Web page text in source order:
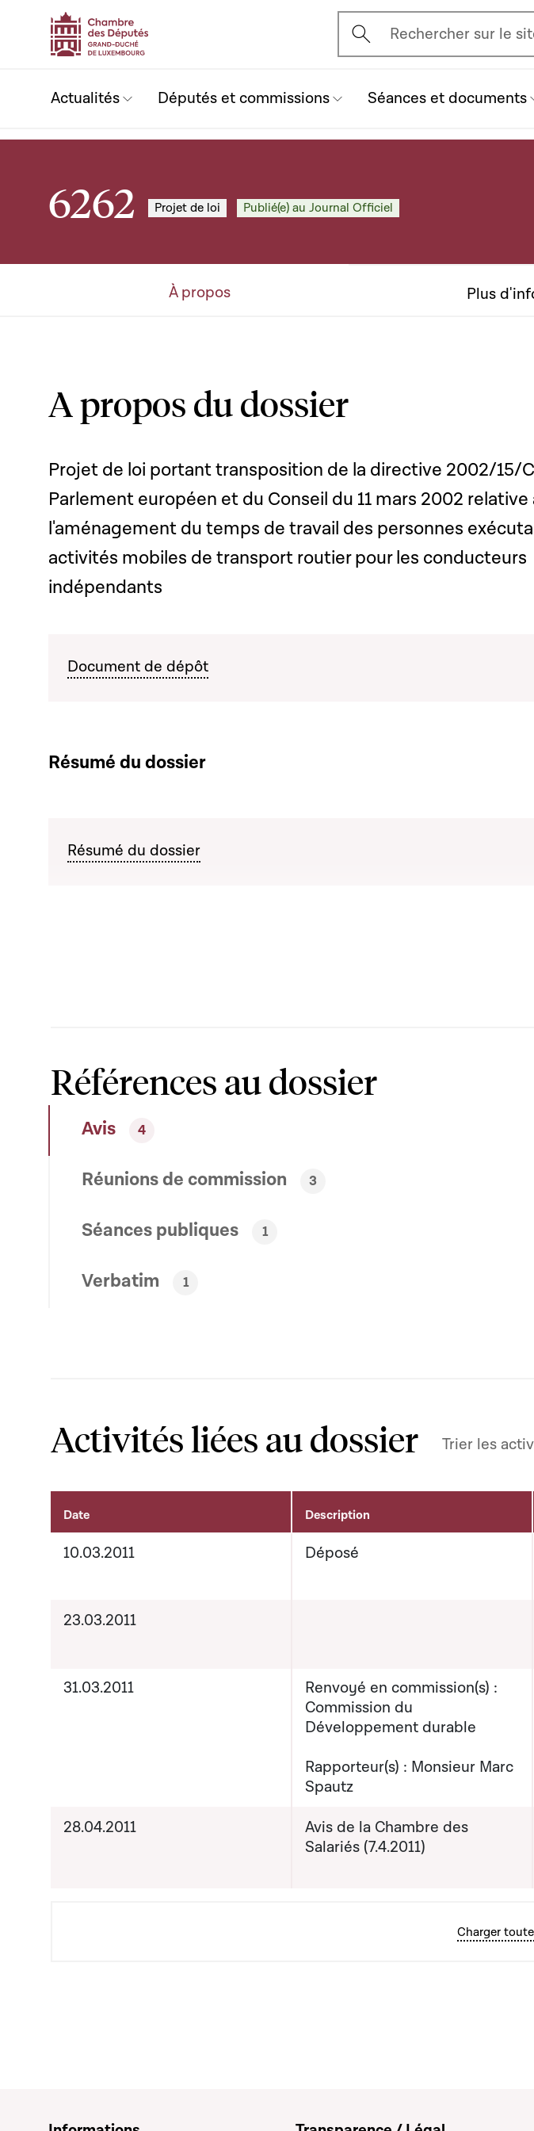
Ouvrir l'écran de recherche
Rechercher sur le
Actualités Députés et commissions Séances et documents
6262 Projet de loi Publié(e) au Journal Officiel
À propos Plus
A propos du dossier
Projet de loi portant transposition de la directive 2002/15/
Parlement européen et du Conseil du 11 mars 2002 relative
l'aménagement du temps de travail des personnes
activités mobiles de transport routier pour les conducteurs
indépendants
Document de dépôt
Résumé du dossier
Résumé du dossier
Références au dossier
Avis 4
Réunions de commission 3
Séances publiques 1
Verbatim 1
Activités liées au dossier Trier les
Activités liées au dossier
Date Description
10.03.2011 Déposé
23.03.2011
31.03.2011
Renvoyé en commission(s) :
Commission du
Développement durable
Rapporteur(s) : Monsieur Marc
Spautz
28.04.2011
Avis de la Chambre des
Salariés (7.4.2011)
Charger